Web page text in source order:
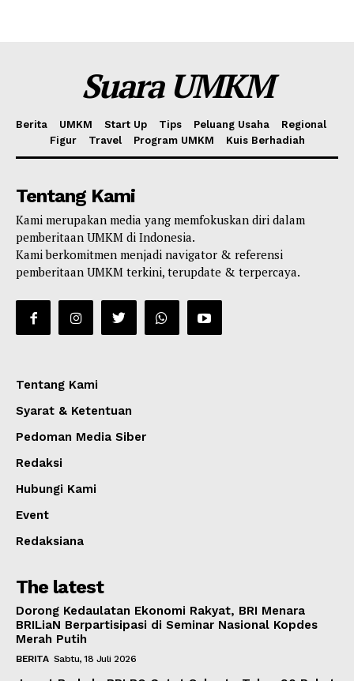
Suara UMKM
Berita UMKM Start Up Tips Peluang Usaha
Regional
Figur
Travel Program UMKM Kuis Berhadiah
Tentang Kami
Kami merupakan media yang memfokuskan diri dalam
pemberitaan UMKM di Indonesia.
Kami berkomitmen menjadi navigator & referensi
pemberitaan UMKM terkini, terupdate & terpercaya.
Tentang Kami
Syarat & Ketentuan
Pedoman Media Siber
Redaksi
Hubungi Kami
Event
Redaksiana
The latest
Dorong Kedaulatan Ekonomi Rakyat, BRI Menara
BRILiaN Berpartisipasi di Seminar Nasional Kopdes
Merah Putih
BERITA Sabtu, 18 Juli 2026